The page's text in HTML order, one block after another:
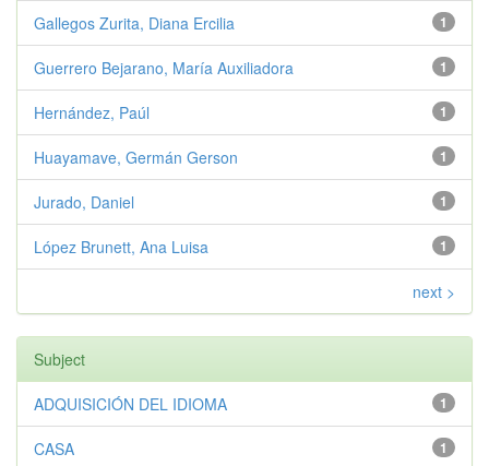
1
Gallegos Zurita, Diana Ercilia
1
Guerrero Bejarano, María Auxiliadora
1
Hernández, Paúl
1
Huayamave, Germán Gerson
1
Jurado, Daniel
1
López Brunett, Ana Luisa
next >
Subject
1
ADQUISICIÓN DEL IDIOMA
1
CASA